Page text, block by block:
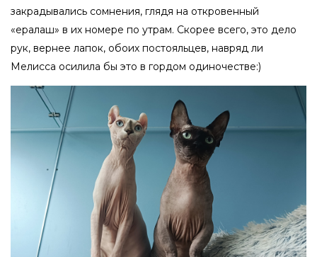
закрадывались сомнения, глядя на откровенный
«ералаш» в их номере по утрам. Скорее всего, это дело
рук, вернее лапок, обоих постояльцев, навряд ли
Мелисса осилила бы это в гордом одиночестве:)